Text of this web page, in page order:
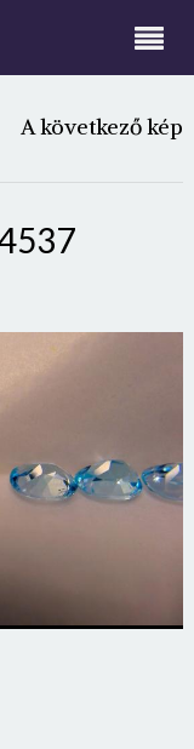
A következő kép